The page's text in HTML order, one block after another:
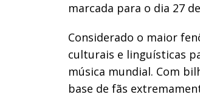
marcada para o dia 27
Considerado o maior
culturais e linguísticas
música mundial. Com
base de fãs